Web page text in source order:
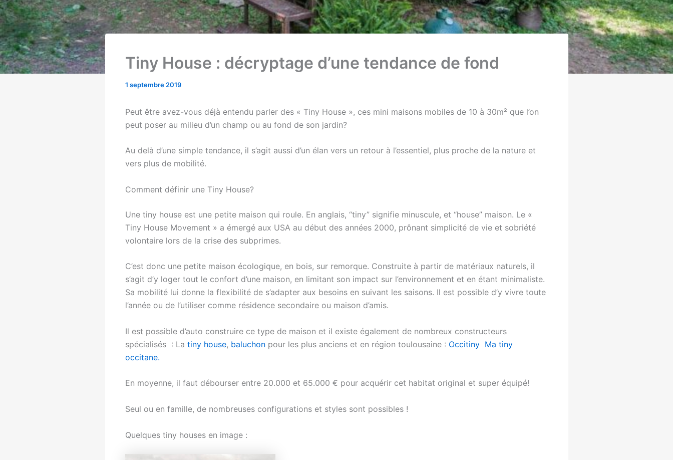
Tiny House : décryptage d’une tendance de fond
1 septembre 2019
Peut être avez-vous déjà entendu parler des « Tiny House », ces mini maisons mobiles de 10 à 30m² que l’on
peut poser au milieu d’un champ ou au fond de son jardin?
Au delà d’une simple tendance, il s’agit aussi d’un élan vers un retour à l’essentiel, plus proche de la nature et
vers plus de mobilité.
Comment définir une Tiny House?
Une tiny house est une petite maison qui roule. En anglais, “tiny” signifie minuscule, et “house” maison. Le «
Tiny House Movement » a émergé aux USA au début des années 2000, prônant simplicité de vie et sobriété
volontaire lors de la crise des subprimes.
C’est donc une petite maison écologique, en bois, sur remorque. Construite à partir de matériaux naturels, il
s’agit d’y loger tout le confort d’une maison, en limitant son impact sur l’environnement et en étant minimaliste.
Sa mobilité lui donne la flexibilité de s’adapter aux besoins en suivant les saisons. Il est possible d’y vivre toute
l’année ou de l’utiliser comme résidence secondaire ou maison d’amis.
Il est possible d’auto construire ce type de maison et il existe également de nombreux constructeurs
spécialisés : La tiny house, baluchon pour les plus anciens et en région toulousaine : Occitiny Ma tiny
occitane.
En moyenne, il faut débourser entre 20.000 et 65.000 € pour acquérir cet habitat original et super équipé!
Seul ou en famille, de nombreuses configurations et styles sont possibles !
Quelques tiny houses en image :